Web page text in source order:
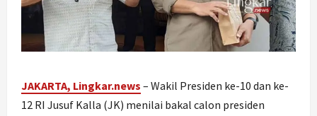
JAKARTA, Lingkar.news – Wakil Presiden ke-10 dan ke-
12 RI Jusuf Kalla (JK) menilai bakal calon presiden